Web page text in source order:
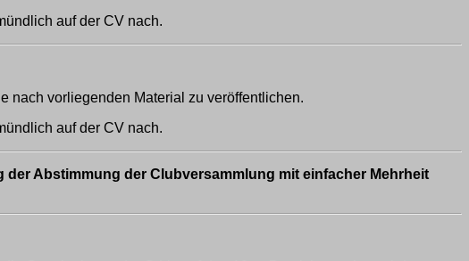
auf der CV nach.
nach vorliegenden Material zu veröffentlichen.
auf der CV nach.
Abstimmung der Clubversammlung mit einfacher Mehrheit